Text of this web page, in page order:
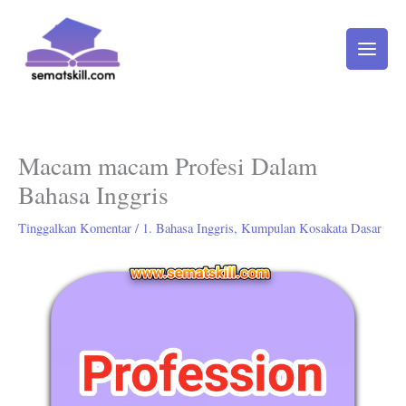
konten
Macam macam Profesi Dalam
Bahasa Inggris
Tinggalkan Komentar / 1. Bahasa Inggris, Kumpulan Kosakata Dasar